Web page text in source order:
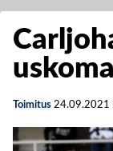
Toimitus 24.09.2021